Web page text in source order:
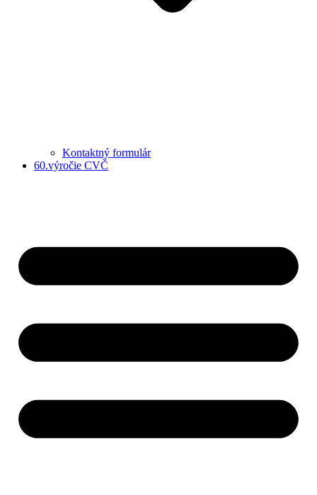
Kontaktný formulár
60.výročie CVČ